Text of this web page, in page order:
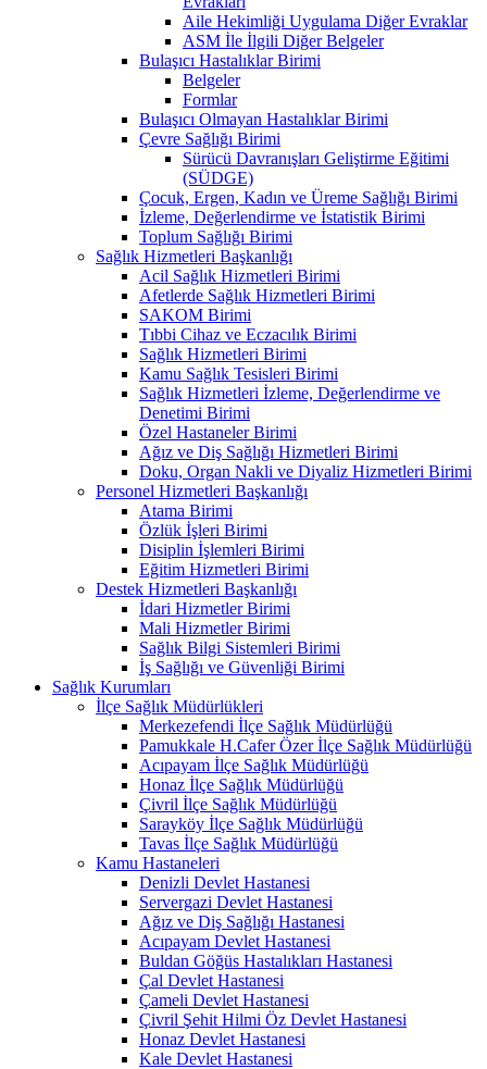
Aile Hekimliği Uygulama Diğer Evraklar
ASM İle İlgili Diğer Belgeler
Bulaşıcı Hastalıklar Birimi
Belgeler
Formlar
Bulaşıcı Olmayan Hastalıklar Birimi
Çevre Sağlığı Birimi
Sürücü Davranışları Geliştirme Eğitimi
(SÜDGE)
Çocuk, Ergen, Kadın ve Üreme Sağlığı Birimi
İzleme, Değerlendirme ve İstatistik Birimi
Toplum Sağlığı Birimi
Sağlık Hizmetleri Başkanlığı
Acil Sağlık Hizmetleri Birimi
Afetlerde Sağlık Hizmetleri Birimi
SAKOM Birimi
Tıbbi Cihaz ve Eczacılık Birimi
Sağlık Hizmetleri Birimi
Kamu Sağlık Tesisleri Birimi
Sağlık Hizmetleri İzleme, Değerlendirme ve
Denetimi Birimi
Özel Hastaneler Birimi
Ağız ve Diş Sağlığı Hizmetleri Birimi
Doku, Organ Nakli ve Diyaliz Hizmetleri Birimi
Personel Hizmetleri Başkanlığı
Atama Birimi
Özlük İşleri Birimi
Disiplin İşlemleri Birimi
Eğitim Hizmetleri Birimi
Destek Hizmetleri Başkanlığı
İdari Hizmetler Birimi
Mali Hizmetler Birimi
Sağlık Bilgi Sistemleri Birimi
İş Sağlığı ve Güvenliği Birimi
Sağlık Kurumları
İlçe Sağlık Müdürlükleri
Merkezefendi İlçe Sağlık Müdürlüğü
Pamukkale H.Cafer Özer İlçe Sağlık Müdürlüğü
Acıpayam İlçe Sağlık Müdürlüğü
Honaz İlçe Sağlık Müdürlüğü
Çivril İlçe Sağlık Müdürlüğü
Sarayköy İlçe Sağlık Müdürlüğü
Tavas İlçe Sağlık Müdürlüğü
Kamu Hastaneleri
Denizli Devlet Hastanesi
Servergazi Devlet Hastanesi
Ağız ve Diş Sağlığı Hastanesi
Acıpayam Devlet Hastanesi
Buldan Göğüs Hastalıkları Hastanesi
Çal Devlet Hastanesi
Çameli Devlet Hastanesi
Çivril Şehit Hilmi Öz Devlet Hastanesi
Honaz Devlet Hastanesi
Kale Devlet Hastanesi